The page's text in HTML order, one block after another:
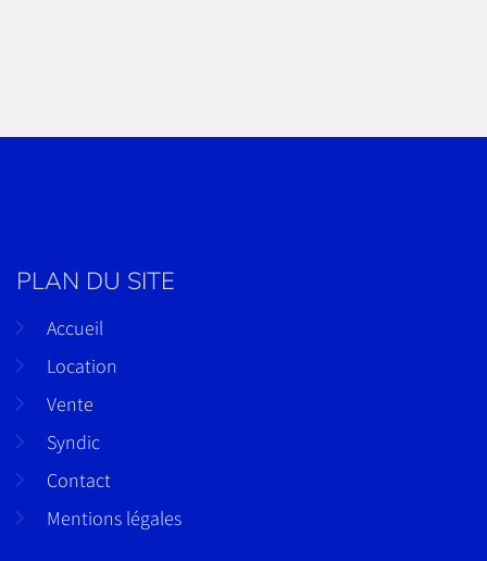
PLAN DU SITE
Accueil
Location
Vente
Syndic
Contact
Mentions légales